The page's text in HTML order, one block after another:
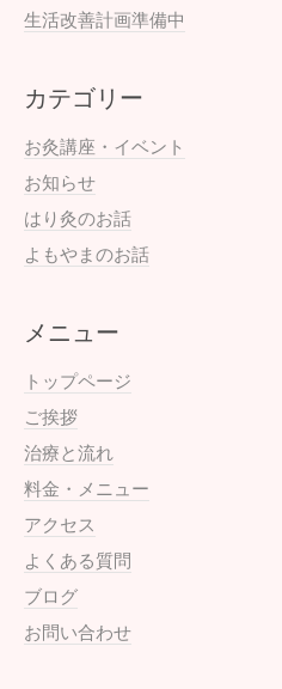
生活改善計画準備中
カテゴリー
お灸講座・イベント
お知らせ
はり灸のお話
よもやまのお話
メニュー
トップページ
ご挨拶
治療と流れ
料金・メニュー
アクセス
よくある質問
ブログ
お問い合わせ